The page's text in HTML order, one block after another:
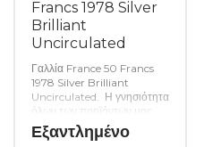
Francs 1978 Silver
Brilliant
Uncirculated
Γαλλία France 50 Francs
1978 Silver Brilliant
Uncirculated. Η γνησιότητα
όλων των προϊόντων μας
είναι εγγυημένη εφ όρου
ζωής ενώ τυχόν
Εξαντλημένο